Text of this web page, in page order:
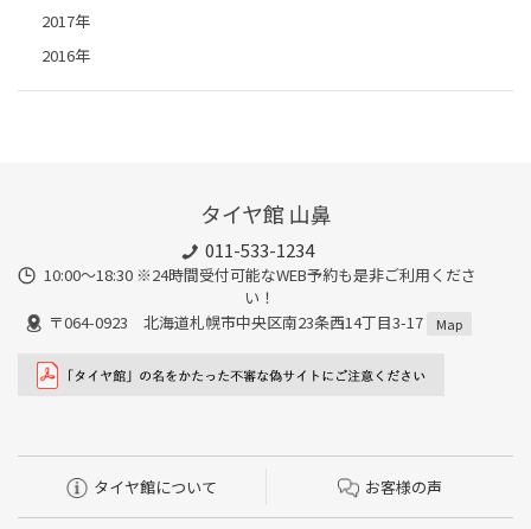
2017年
2016年
タイヤ館 山鼻
011-533-1234
10:00～18:30 ※24時間受付可能なWEB予約も是非ご利用くださ
い！
〒064-0923 北海道札幌市中央区南23条西14丁目3-17
Map
タイヤ館について お客様の声